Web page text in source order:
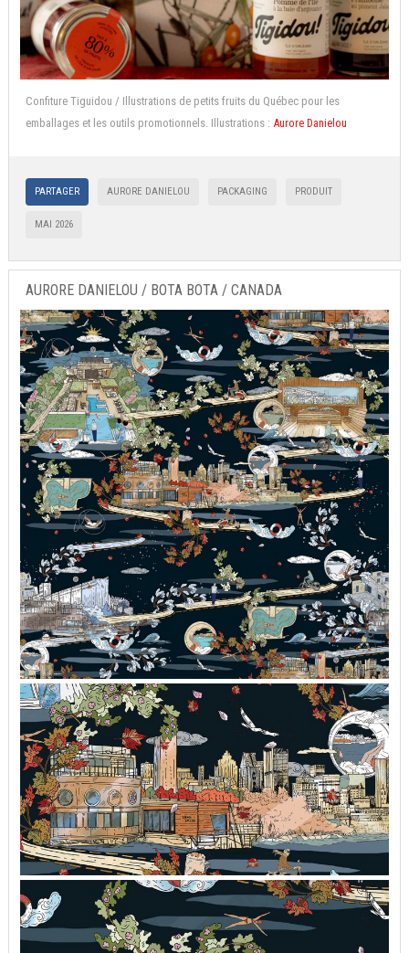
Confiture Tiguidou / Illustrations de petits fruits du Québec pour les
emballages et les outils promotionnels. Illustrations : Aurore Danielou
PARTAGER AURORE DANIELOU PACKAGING PRODUIT
MAI 2026
AURORE DANIELOU / BOTA BOTA / CANADA